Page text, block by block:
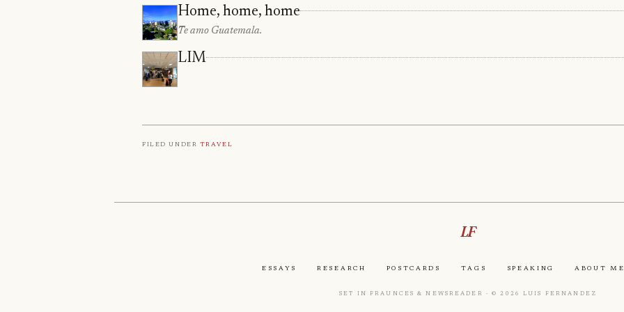
Home, home, home
Te amo Guatemala.
LIM
Filed under Travel
LF
Essays Research Postcards Tags Speaking About Me
Set in Fraunces & Newsreader · © 2026 Luis Fernandez